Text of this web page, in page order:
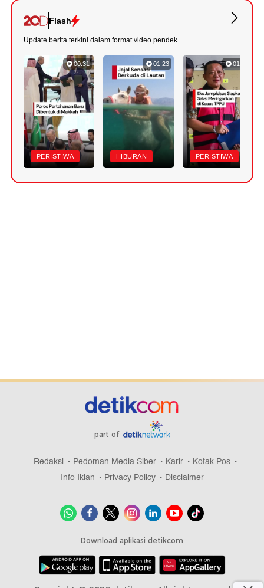
Flash
Update berita terkini dalam format video pendek.
00:31
PERISTIWA
01:23
HIBURAN
01:22
PERISTIWA
part of
Redaksi Pedoman Media Siber Karir
Kotak Pos
Info Iklan
Privacy Policy Disclaimer
Download aplikasi detikcom